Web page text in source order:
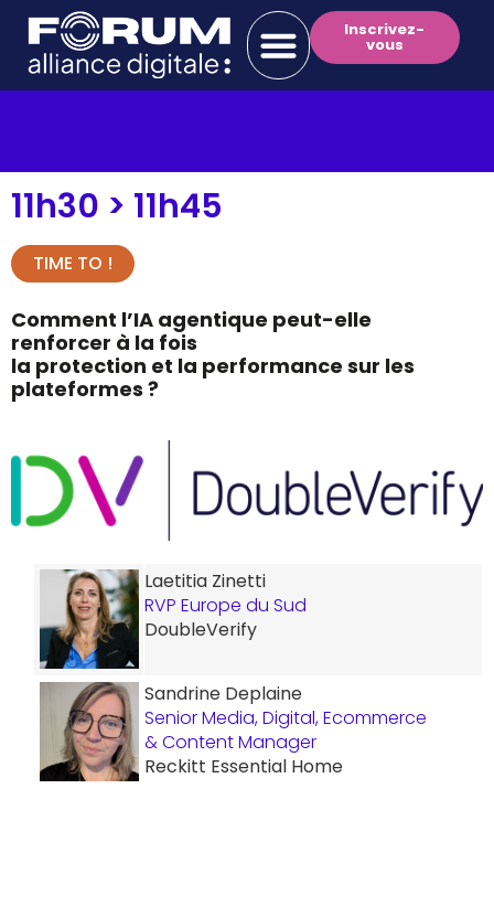
Inscrivez-
vous
11h30 > 11h45
TIME TO !
Comment l’IA agentique peut-elle
renforcer à la fois
la protection et la performance sur les
plateformes ?
Laetitia Zinetti
RVP Europe du Sud
DoubleVerify
Sandrine Deplaine
Senior Media, Digital, Ecommerce
& Content Manager
Reckitt Essential Home